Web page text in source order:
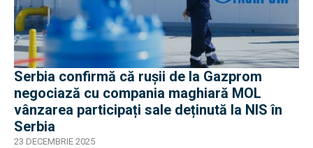
Serbia confirmă că rușii de la Gazprom
negociază cu compania maghiară MOL
vânzarea participați sale deținută la NIS în
Serbia
23 DECEMBRIE 2025